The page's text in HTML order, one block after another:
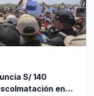
S/ 140
en